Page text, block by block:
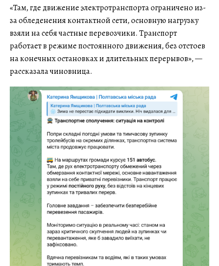
«Там, где движение электротранспорта ограничено из-
за обледенения контактной сети, основную нагрузку
взяли на себя частные перевозчики. Транспорт
работает в режиме постоянного движения, без отстоев
на конечных остановках и длительных перерывов», —
рассказала чиновница.